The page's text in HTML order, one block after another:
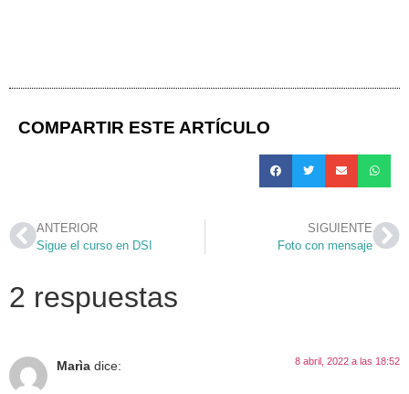
COMPARTIR ESTE ARTÍCULO
ANTERIOR
Sigue el curso en DSI
SIGUIENTE
Foto con mensaje
2 respuestas
Marìa dice: 8 abril, 2022 a las 18:52